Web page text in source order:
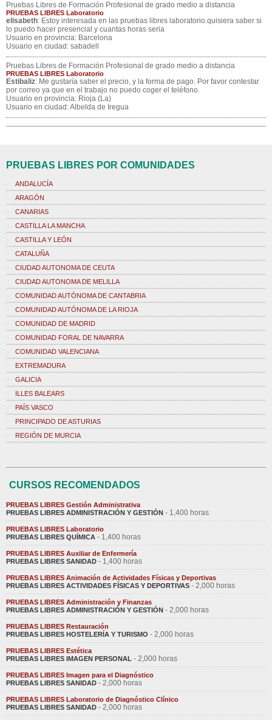
Pruebas Libres de Formación Profesional de grado medio a distancia
PRUEBAS LIBRES Laboratorio
elisabeth: Estoy interesada en las pruebas libres laboratorio.quisiera saber si
lo puedo hacer presencial y cuantas horas seria
Usuario en provincia: Barcelona
Usuario en ciudad: sabadell
Pruebas Libres de Formación Profesional de grado medio a distancia
PRUEBAS LIBRES Laboratorio
Estibaliz: Me gustaría saber el precio, y la forma de pago. Por favor contestar
por correo ya que en el trabajo no puedo coger el teléfono.
Usuario en provincia: Rioja (La)
Usuario en ciudad: Albelda de Iregua
PRUEBAS LIBRES POR COMUNIDADES
ANDALUCÍA
ARAGÓN
CANARIAS
CASTILLA LA MANCHA
CASTILLA Y LEÓN
CATALUÑA
CIUDAD AUTONOMA DE CEUTA
CIUDAD AUTONOMA DE MELILLA
COMUNIDAD AUTÓNOMA DE CANTABRIA
COMUNIDAD AUTÓNOMA DE LA RIOJA
COMUNIDAD DE MADRID
COMUNIDAD FORAL DE NAVARRA
COMUNIDAD VALENCIANA
EXTREMADURA
GALICIA
ILLES BALEARS
PAÍS VASCO
PRINCIPADO DE ASTURIAS
REGIÓN DE MURCIA
CURSOS RECOMENDADOS
PRUEBAS LIBRES Gestión Administrativa
PRUEBAS LIBRES ADMINISTRACIÓN Y GESTIÓN - 1,400 horas
PRUEBAS LIBRES Laboratorio
PRUEBAS LIBRES QUÍMICA - 1,400 horas
PRUEBAS LIBRES Auxiliar de Enfermería
PRUEBAS LIBRES SANIDAD - 1,400 horas
PRUEBAS LIBRES Animación de Actividades Físicas y Deportivas
PRUEBAS LIBRES ACTIVIDADES FÍSICAS Y DEPORTIVAS - 2,000 horas
PRUEBAS LIBRES Administración y Finanzas
PRUEBAS LIBRES ADMINISTRACIÓN Y GESTIÓN - 2,000 horas
PRUEBAS LIBRES Restauración
PRUEBAS LIBRES HOSTELERÍA Y TURISMO - 2,000 horas
PRUEBAS LIBRES Estética
PRUEBAS LIBRES IMAGEN PERSONAL - 2,000 horas
PRUEBAS LIBRES Imagen para el Diagnóstico
PRUEBAS LIBRES SANIDAD - 2,000 horas
PRUEBAS LIBRES Laboratorio de Diagnóstico Clínico
PRUEBAS LIBRES SANIDAD - 2,000 horas